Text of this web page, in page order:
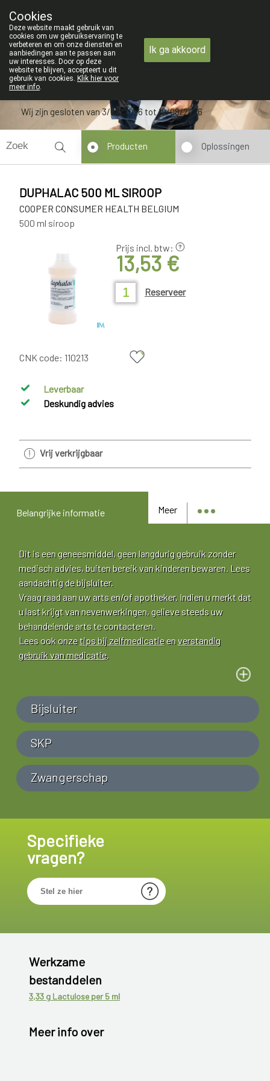
09 228 32 36
Wij zijn gesloten van 3/08/2026 tot 19/08/2026
Producten Oplossingen
DUPHALAC 500 ML SIROOP
COOPER CONSUMER HEALTH BELGIUM
500 ml siroop
Prijs incl. btw:
13,53 €
Reserveer
CNK code: 110213
Leverbaar
Deskundig advies
Vrij verkrijgbaar
Meer
Belangrijke informatie
Dit is een geneesmiddel, geen langdurig gebruik zonder
medisch advies, buiten bereik van kinderen bewaren. Lees
aandachtig de bijsluiter.
Vraag raad aan uw arts en/of apotheker. Indien u merkt dat
u last krijgt van nevenwerkingen, gelieve steeds uw
behandelende arts te contacteren.
Lees ook onzetips bij zelfmedicatieenverstandig
gebruik van medicatie.
Bijsluiter
SKP
Zwangerschap
Specifieke
vragen?
Werkzame
bestanddelen
3,33 g Lactulose per 5 ml
Meer info over
Cookies
Deze website maakt gebruik van
cookies om uw gebruikservaring te
verbeteren en om onze diensten en
aanbiedingen aan te passen aan
uw interesses. Door op deze
website te blijven, accepteert u dit
gebruik van cookies. Klik hier voor
meer info.
Ik ga akkoord